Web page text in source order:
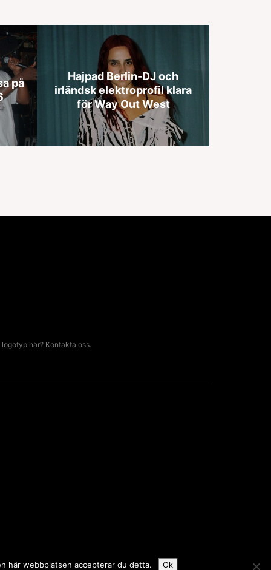
på
Hajpad Berlin-DJ och
irländsk elektroprofil klara
för Way Out West
logotyp här? Kontakta oss.
här webbplatsen accepterar du detta. Ok